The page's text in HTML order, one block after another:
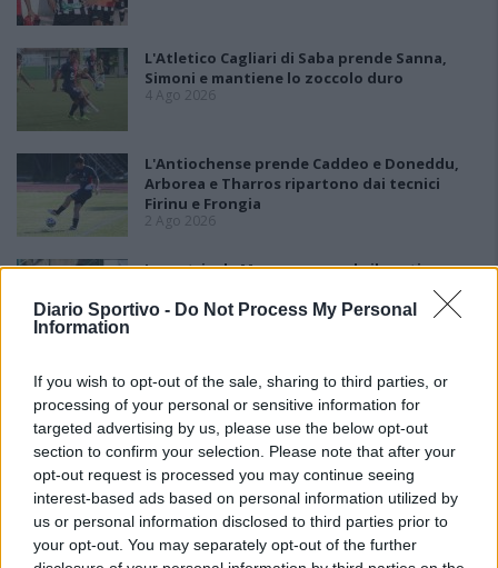
Diario Sportivo - Do Not Process My Personal
Information
If you wish to opt-out of the sale, sharing to third parties, or
processing of your personal or sensitive information for
targeted advertising by us, please use the below opt-out
section to confirm your selection. Please note that after your
opt-out request is processed you may continue seeing
interest-based ads based on personal information utilized by
us or personal information disclosed to third parties prior to
your opt-out. You may separately opt-out of the further
L'Atletico Cagliari di Saba prende Sanna,
Simoni e mantiene lo zoccolo duro
4 Ago 2026
L'Antiochense prende Caddeo e Doneddu,
Arborea e Tharros ripartono dai tecnici
Firinu e Frongia
2 Ago 2026
La matricola Macomer prende il portiere
Fadda, altro colpo Coghinas con Samuele
Pinna